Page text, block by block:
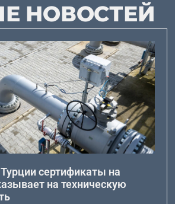
НОВОСТЕЙ
сертификаты на
на техническую